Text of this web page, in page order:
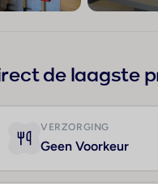
de laagste
VERZORGING
Geen Voorkeur